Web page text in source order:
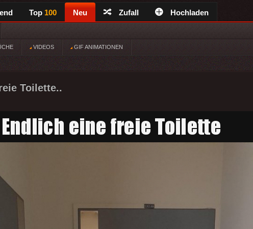
Top 100 Neu Zufall Hochladen
VIDEOS GIF ANIMATIONEN
Toilette..